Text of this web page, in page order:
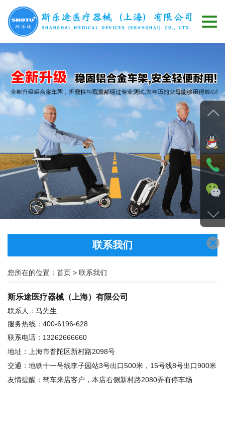
切
导
联系我们
您所在的位置： 首页 > 联系我们
斯乐途医疗器械（上海）有限公司
联系人：马先生
服务热线：400-6196-628
联系电话：13262666660
地址：上海市普陀区新村路2098号
交通： 地铁十一号线李子园站3号出口500米，15号线8号出口900米
友情提醒：驾车来店客户，本店右侧新村路2080弄有停车场